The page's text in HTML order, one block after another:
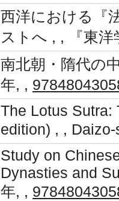
西洋における『
ストへ , , 『東
南北朝・隋代の
年, ,
The Lotus Sutra:
edition) , ,
Study on
Dynasties and
年, ,